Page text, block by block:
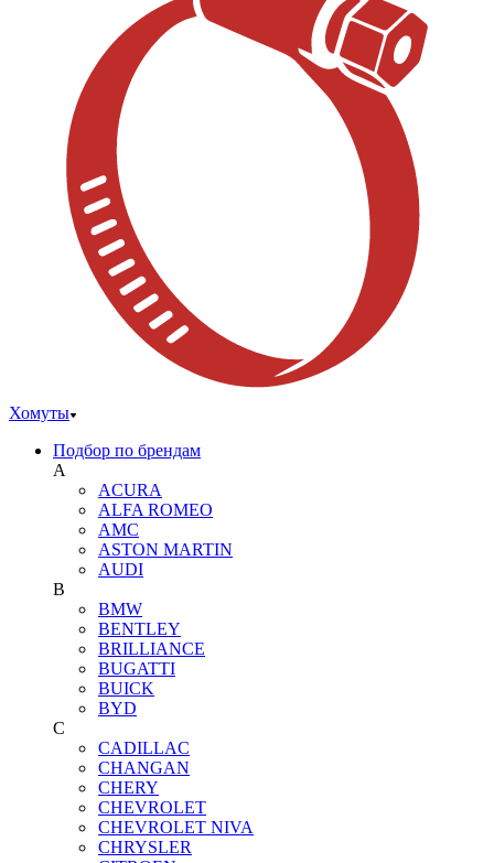
Хомуты
Подбор по брендам
A
ACURA
ALFA ROMEO
AMC
ASTON MARTIN
AUDI
B
BMW
BENTLEY
BRILLIANCE
BUGATTI
BUICK
BYD
C
CADILLAC
CHANGAN
CHERY
CHEVROLET
CHEVROLET NIVA
CHRYSLER